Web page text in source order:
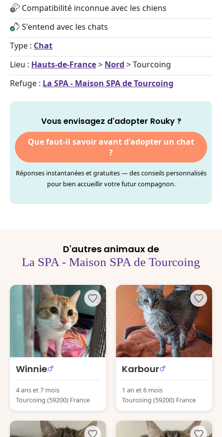
Compatibilité inconnue avec les chiens
S'entend avec les chats
Type : Chat
Lieu : Hauts-de-France> Nord > Tourcoing
Refuge : La SPA - Maison SPA de Tourcoing
Vous envisagez d'adopter Rouky ?
Que faut-il savoir avant d'adopter un chat
?
Réponses instantanées et gratuites — des conseils personnalisés
pour bien accueillir votre futur compagnon.
D'autres animaux de
La SPA - Maison SPA de Tourcoing
Winnie
4 ans et 7 mois
Tourcoing (59200) France
Karbour
1 an et 6 mois
Tourcoing (59200) France